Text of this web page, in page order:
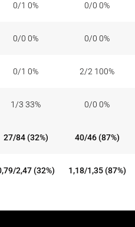
0/1 0% 0/0 0%
0/0 0% 0/0 0%
0/1 0% 2/2 100%
1/3 33% 0/0 0%
27/84 (32%) 40/46 (87%)
2,47 (32%) 1,18/1,35 (87%)